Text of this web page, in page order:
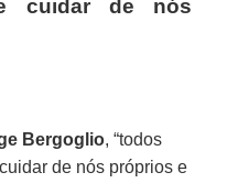
cuidar de nós
Bergoglio, “todos
de nós próprios e